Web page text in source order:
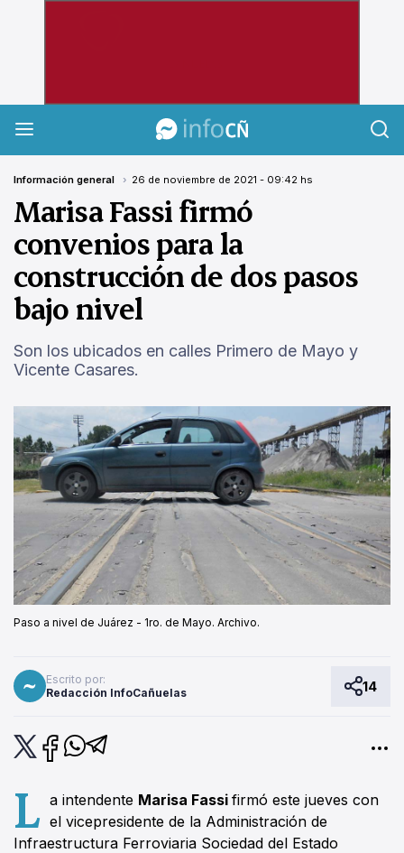
Información general 26 de noviembre de 2021 - 09:42 hs
Marisa Fassi firmó
convenios para la
construcción de dos pasos
bajo nivel
Son los ubicados en calles Primero de Mayo y
Vicente Casares.
Paso a nivel de Juárez - 1ro. de Mayo. Archivo.
Escrito por:
Redacción InfoCañuelas
14
L a intendente Marisa Fassifirmó este jueves con
el vicepresidente de la Administración de
Infraestructura Ferroviaria Sociedad del Estado